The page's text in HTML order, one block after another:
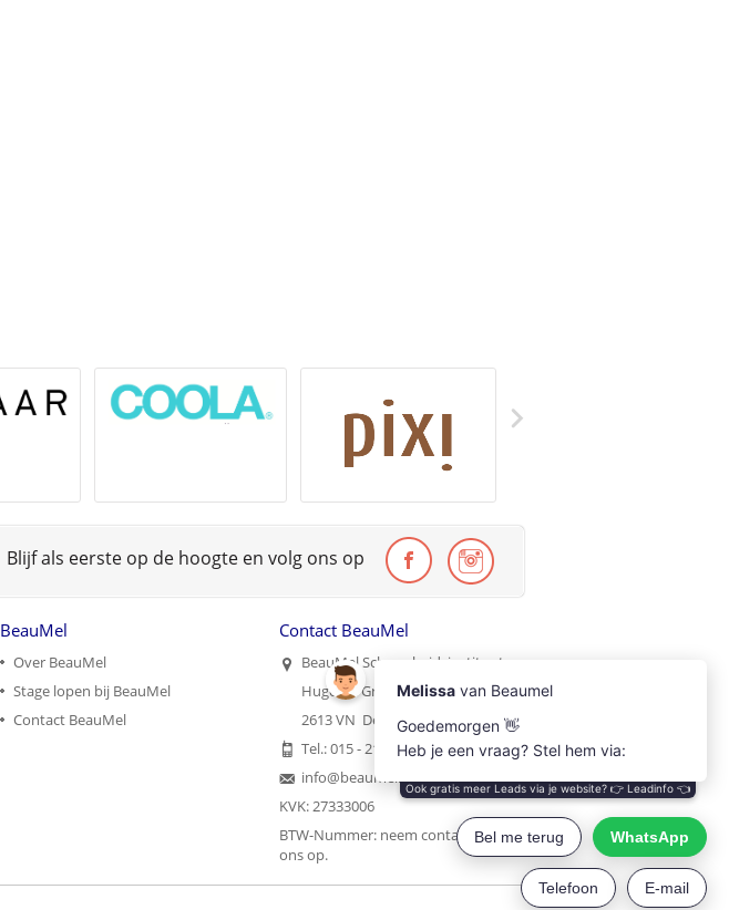
Blijf als eerste op de hoogte en volg ons op
BeauMel
Over BeauMel
Stage lopen bij BeauMel
Contact BeauMel
Contact BeauMel
BeauMel Schoonheidsinstituut
Hugo de Grootstraat 35
2613 VN Delft
Tel.: 015 - 2121215
info@beaumel.nl
KVK: 27333006
BTW-Nummer: neem contact met
ons op.